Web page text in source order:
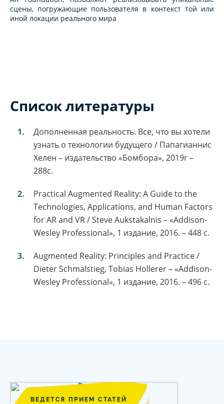
сцены, погружающие пользователя в контекст той или
иной локации реального мира
Список литературы
Дополненная реальность. Все, что вы хотели
узнать о технологии будущего / Папагианнис
Хелен – издательство «Бомбора», 2019г –
288с.
Practical Augmented Reality: A Guide to the
Technologies, Applications, and Human Factors
for AR and VR / Steve Aukstakalnis – «Addison-
Wesley Professional», 1 издание, 2016. – 448 с.
Augmented Reality: Principles and Practice /
Dieter Schmalstieg, Tobias Hollerer – «Addison-
Wesley Professional», 1 издание, 2016. – 496 с.
ВЕДЕТСЯ ПРИЕМ СТАТЕЙ